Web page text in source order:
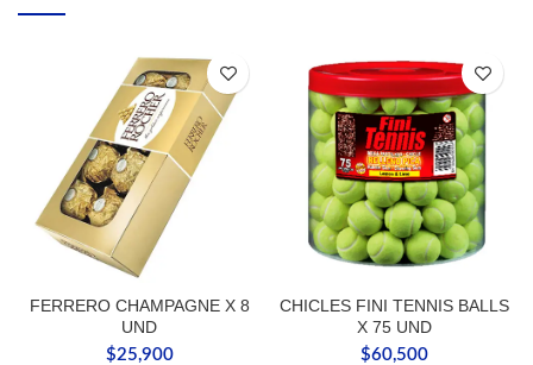
FERRERO CHAMPAGNE X 8
UND
$25,900
CHICLES FINI TENNIS BALLS
X 75 UND
$60,500